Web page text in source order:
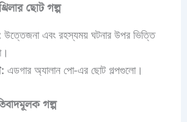
ছোট গল্প
উত্তেজনা এবং রহস্যময় ঘটনার উপর ভিত্তি
এডগার অ্যালান পো-এর ছোট গল্পগুলো।
গল্প